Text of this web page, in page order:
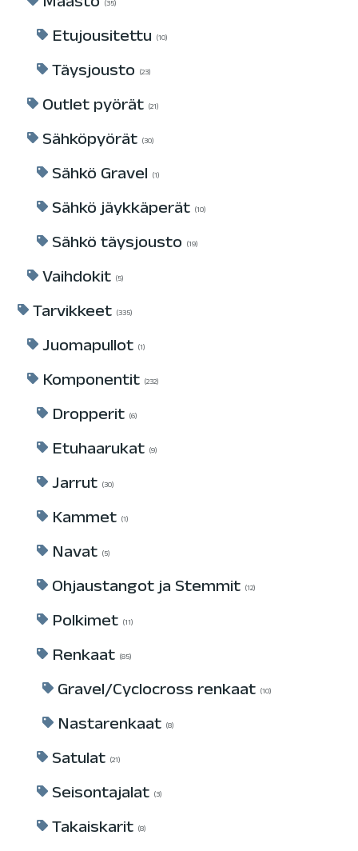
35
Etujousitettu 10
Täysjousto 23
Outlet pyörät 21
Sähköpyörät 30
Sähkö Gravel 1
Sähkö jäykkäperät 10
Sähkö täysjousto 19
Vaihdokit 5
Tarvikkeet 335
Juomapullot 1
Komponentit 232
Dropperit 6
Etuhaarukat 9
Jarrut 30
Kammet 1
Navat 5
Ohjaustangot ja Stemmit 12
Polkimet 11
Renkaat 85
Gravel/Cyclocross renkaat 10
Nastarenkaat 8
Satulat 21
Seisontajalat 3
Takaiskarit 8